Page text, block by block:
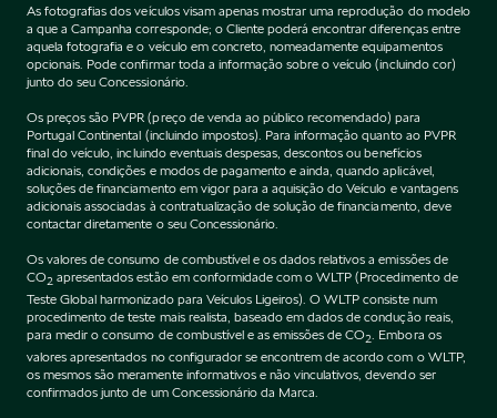
As fotografias dos veículos visam apenas mostrar uma reprodução do modelo
a que a Campanha corresponde; o Cliente poderá encontrar diferenças entre
aquela fotografia e o veículo em concreto, nomeadamente equipamentos
opcionais. Pode confirmar toda a informação sobre o veículo (incluindo cor)
junto do seu Concessionário.
Os preços são PVPR (preço de venda ao público recomendado) para
Portugal Continental (incluindo impostos). Para informação quanto ao PVPR
final do veículo, incluindo eventuais despesas, descontos ou benefícios
adicionais, condições e modos de pagamento e ainda, quando aplicável,
soluções de financiamento em vigor para a aquisição do Veículo e vantagens
adicionais associadas à contratualização de solução de financiamento, deve
contactar diretamente o seu Concessionário.
Os valores de consumo de combustível e os dados relativos a emissões de
CO2 apresentados estão em conformidade com o WLTP (Procedimento de
Teste Global harmonizado para Veículos Ligeiros). O WLTP consiste num
procedimento de teste mais realista, baseado em dados de condução reais,
para medir o consumo de combustível e as emissões de CO2 . Embora os
valores apresentados no configurador se encontrem de acordo com o WLTP,
os mesmos são meramente informativos e não vinculativos, devendo ser
confirmados junto de um Concessionário da Marca.